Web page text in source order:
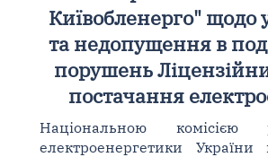
Київобленерго" щодо
та недопущення в
порушень
постачання
Національною комісією
електроенергетики України